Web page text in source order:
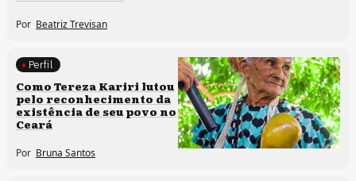
Por Beatriz Trevisan
Comunidades tradicionais
Perfil
Como Tereza Kariri lutou
pelo reconhecimento da
existência de seu povo no
Ceará
Por Bruna Santos